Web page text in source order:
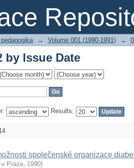
by Issue Date
→ Volume 001 (1990-1991) →
by Issue Date
Results:
společenské organizace
v Praze, 1990)